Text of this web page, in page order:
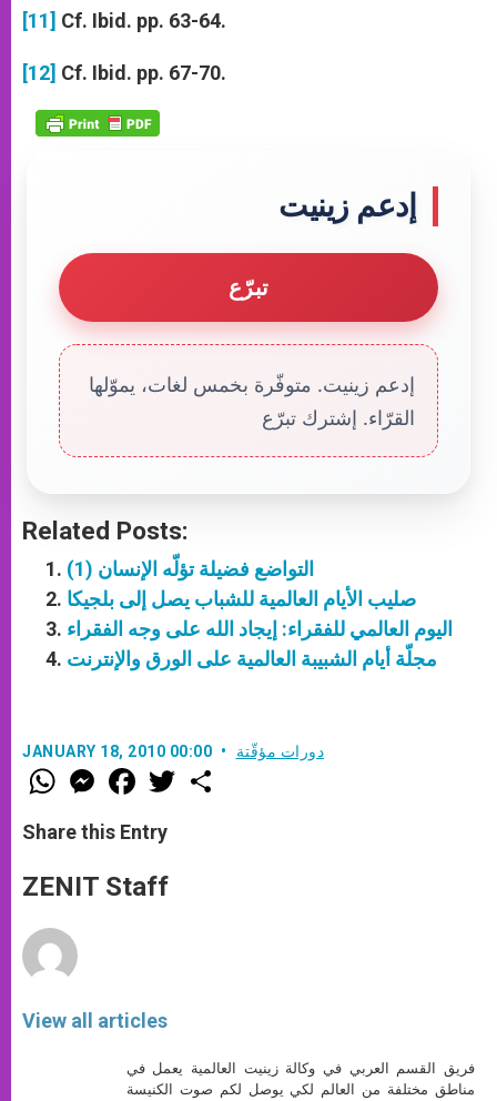
[11] Cf. Ibid. pp. 63-64.
[12] Cf. Ibid. pp. 67-70.
إدعم زينيت
تبرّع
إدعم زينيت. متوفّرة بخمس لغات، يموّلها
القرّاء. إشترك تبرّع
Related Posts:
التواضع فضيلة تؤلّه الإنسان (1)
صليب الأيام العالمية للشباب يصل إلى بلجيكا
اليوم العالمي للفقراء: إيجاد الله على وجه الفقراء
مجلّة أيام الشبيبة العالمية على الورق والإنترنت
JANUARY 18, 2010 00:00 دورات مؤقّتة
W
h
t
s
p
p
M
e
s
e
g
e
F
a
e
b
o
k
w
Share this Entry
ZENIT Staff
View all articles
فريق القسم العربي في وكالة زينيت العالمية يعمل في
مناطق مختلفة من العالم لكي يوصل لكم صوت الكنيسة